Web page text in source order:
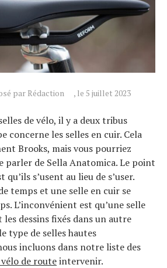
par Rédaction , le 5 juillet 2023
de vélo, il y a deux tribus
concerne les selles en cuir. Cela
Brooks, mais vous pourriez
parler de Sella Anatomica. Le point
qu’ils s’usent au lieu de s’user.
temps et une selle en cuir se
L’inconvénient est qu’une selle
dessins fixés dans un autre
type de selles hautes
incluons dans notre liste des
de routeintervenir.